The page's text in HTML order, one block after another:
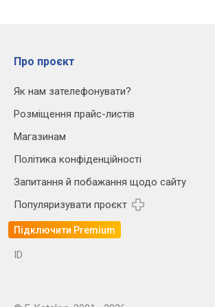
Про проєкт
Як нам зателефонувати?
Розміщення прайс-листів
Магазинам
Політика конфіденційності
Запитання й побажання щодо сайту
Популяризувати проєкт
Підключити Premium
ID